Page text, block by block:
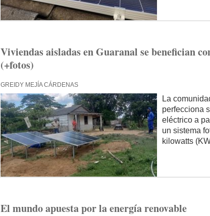
Viviendas aisladas en Guaranal se benefician
(+fotos)
GREIDY MEJÍA CÁRDENAS
La
perfecciona
eléctrico a
un sistema
kilowatts
El mundo apuesta por la energía renovable